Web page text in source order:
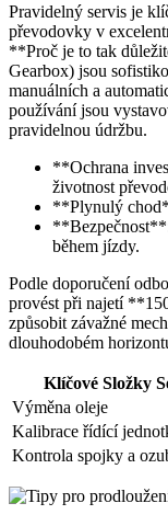
Pravidelný servis je
převodovky v
**Proč je to tak
Gearbox) jsou
manuálních a
používání jsou
pravidelnou údržbu.
**Ochrana
životnost
**Plynulý
během jízdy.
Podle doporučení
provést při najetí
způsobit závažné
dlouhodobém
Klíčové Složky
Výměna oleje
Kalibrace řídící
Kontrola spojky a